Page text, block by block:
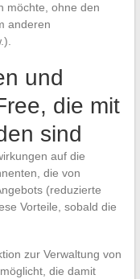
möchte, ohne den
anderen
und
die mit
sind
auf die
die von
(reduzierte
Vorteile, sobald die
zur Verwaltung von
die damit